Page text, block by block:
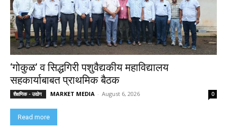
‘गोकुळ’ व सिद्धगिरी पशुवैद्यकीय महाविद्यालय
सहकार्याबाबत प्राथमिक बैठक
शैक्षणिक - उद्योग MARKET MEDIA - August 6, 2026 0
Read more